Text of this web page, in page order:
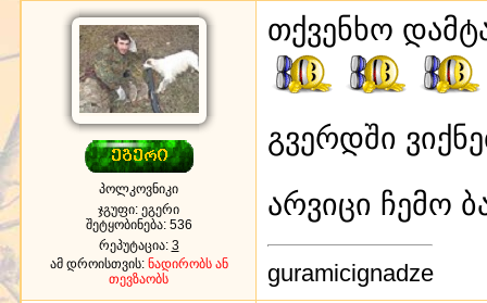
პოლკოვნიკი
ჯგუფი: ეგერი
შეტყობინება: 536
რეპუტაცია: 3
ამ დროისთვის: ნადირობს ან
თევზაობს
თქვენხო
გვერდში
არვიცი ჩემო
guramicignadze